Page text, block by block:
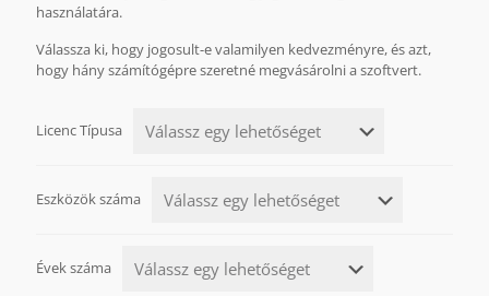
használatára.
Válassza ki, hogy jogosult-e valamilyen kedvezményre, és azt,
hogy hány számítógépre szeretné megvásárolni a szoftvert.
Licenc Típusa
Eszközök száma
Évek száma